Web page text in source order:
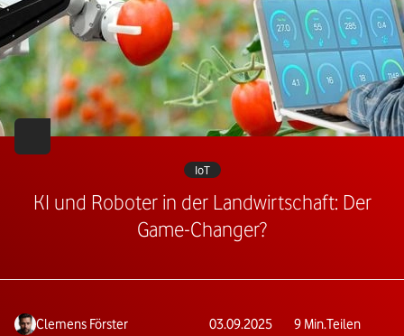
IoT
KI und Roboter in der Landwirtschaft: Der
Game-Changer?
Clemens Förster 03.09.2025 9 Min.Teilen